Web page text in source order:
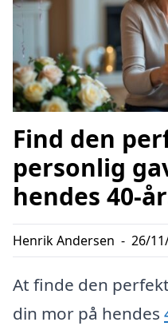
Find den
personlig
hendes 40-
Henrik Andersen - 26/
At finde den
din mor på hendes